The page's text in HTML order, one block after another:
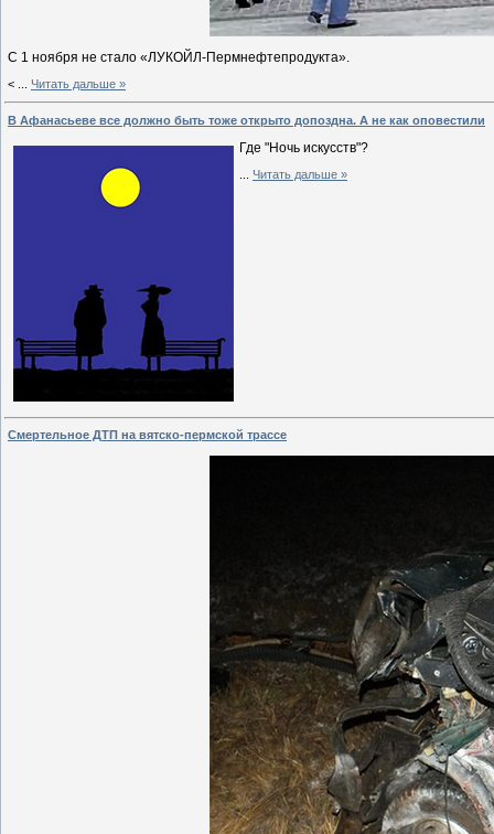
С 1 ноября не стало «ЛУКОЙЛ-Пермнефтепродукта».
< Читать дальше »
В Афанасьеве все должно быть тоже открыто допоздна. А не как оповестили
Где "Ночь искусств"?
Читать дальше »
Смертельное ДТП на вятско-пермской трассе